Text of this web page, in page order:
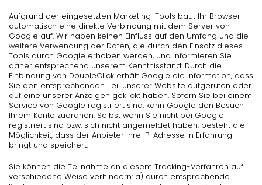
Aufgrund der eingesetzten Marketing-Tools baut Ihr Browser
automatisch eine direkte Verbindung mit dem Server von
Google auf. Wir haben keinen Einfluss auf den Umfang und die
weitere Verwendung der Daten, die durch den Einsatz dieses
Tools durch Google erhoben werden, und informieren Sie
daher entsprechend unserem Kenntnisstand: Durch die
Einbindung von DoubleClick erhält Google die Information, dass
Sie den entsprechenden Teil unserer Website aufgerufen oder
auf eine unserer Anzeigen geklickt haben. Sofern Sie bei einem
Service von Google registriert sind, kann Google den Besuch
Ihrem Konto zuordnen. Selbst wenn Sie nicht bei Google
registriert sind bzw. sich nicht angemeldet haben, besteht die
Möglichkeit, dass der Anbieter Ihre IP-Adresse in Erfahrung
bringt und speichert.
Sie können die Teilnahme an diesem Tracking-Verfahren auf
verschiedene Weise verhindern: a) durch entsprechende